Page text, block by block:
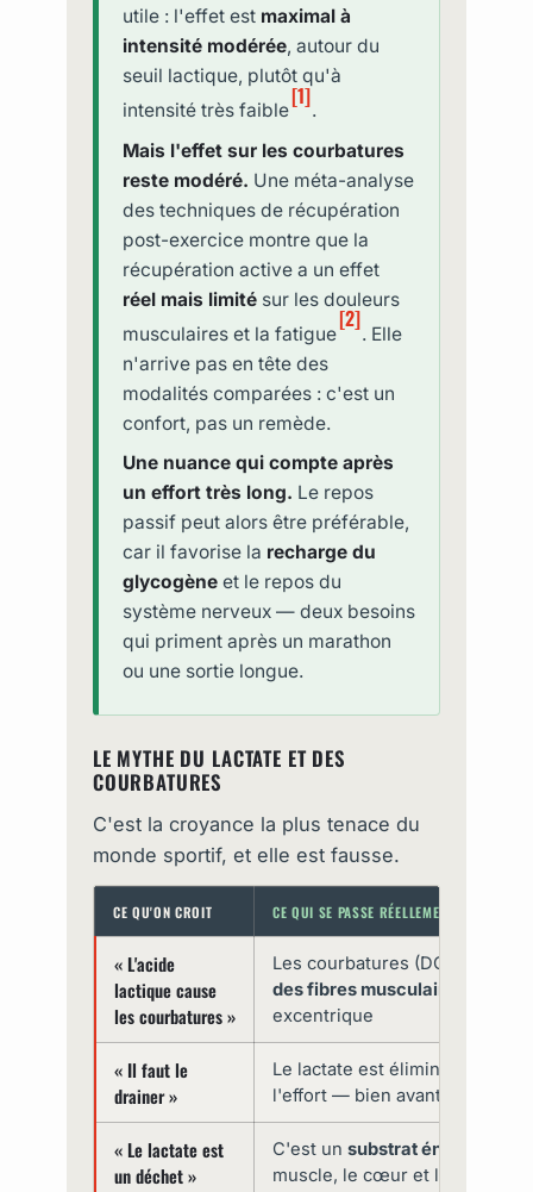
utile : l'effet est maximal à
intensité modérée, autour du
seuil lactique, plutôt qu'à
intensité très faible
[1]
.
Mais l'effet sur les courbatures
reste modéré. Une méta-analyse
des techniques de récupération
post-exercice montre que la
récupération active a un effet
réel mais limitésur les douleurs
musculaires et la fatigue
[2]
. Elle
n'arrive pas en tête des
modalités comparées : c'est un
confort, pas un remède.
Une nuance qui compte après
un effort très long. Le repos
passif peut alors être préférable,
car il favorise la recharge du
glycogèneet le repos du
système nerveux — deux besoins
qui priment après un marathon
ou une sortie longue.
LE MYTHE DU LACTATE ET DES
COURBATURES
C'est la croyance la plus tenace du
monde sportif, et elle est fausse.
CE QU'ON CROIT CE QUI SE PASSE RÉELLEMENT
« L'acide
lactique cause
les courbatures »
Les courbatures (DOMS)
des fibres musculaires
excentrique
« Il faut le
drainer »
Le lactate est éliminé
l'effort — bien avant
« Le lactate est
un déchet »
C'est un substrat énergétique
muscle, le cœur et le foie